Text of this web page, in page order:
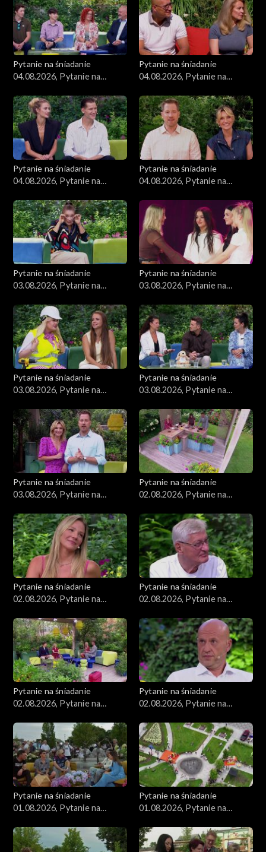
Pytanie na śniadanie
04.08.2026, Pytanie na
Pytanie na śniadanie
04.08.2026, Pytanie na
Pytanie na śniadanie
04.08.2026, Pytanie na
Pytanie na śniadanie
04.08.2026, Pytanie na
Pytanie na śniadanie
03.08.2026, Pytanie na
Pytanie na śniadanie
03.08.2026, Pytanie na
Pytanie na śniadanie
03.08.2026, Pytanie na
Pytanie na śniadanie
03.08.2026, Pytanie na
Pytanie na śniadanie
03.08.2026, Pytanie na
Pytanie na śniadanie
02.08.2026, Pytanie na
Pytanie na śniadanie
02.08.2026, Pytanie na
Pytanie na śniadanie
02.08.2026, Pytanie na
Pytanie na śniadanie
02.08.2026, Pytanie na
Pytanie na śniadanie
02.08.2026, Pytanie na
Pytanie na śniadanie
01.08.2026, Pytanie na
Pytanie na śniadanie
01.08.2026, Pytanie na